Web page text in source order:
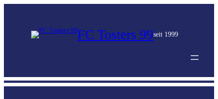
FC Tosters 99seit 1999